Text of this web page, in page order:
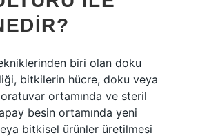
biri olan doku
bitkilerin hücre, doku veya
ortamında ve steril
besin ortamında yeni
bitkisel ürünler üretilmesi